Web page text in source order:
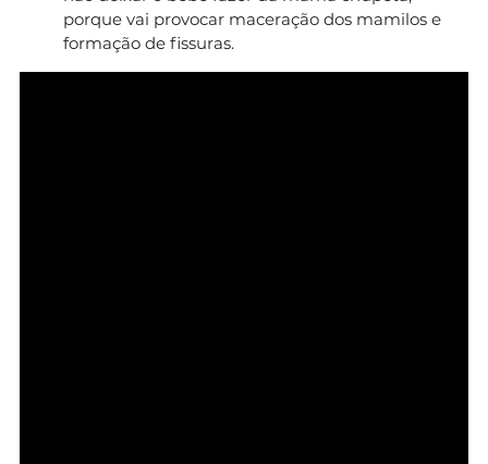
porque vai provocar maceração dos mamilos e
formação de fissuras.